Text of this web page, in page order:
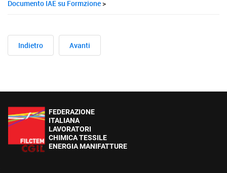
Documento IAE su Formzione>
Indietro Avanti